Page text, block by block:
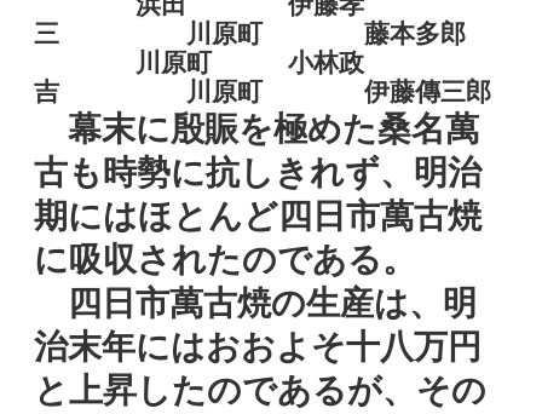
三 川原町 藤本多郎
川原町 小林政
吉 川原町 伊藤傳三郎
幕末に殷賑を極めた桑名萬
古も時勢に抗しきれず、明治
期にはほとんど四日市萬古焼
に吸収されたのである。
四日市萬古焼の生産は、明
治末年にはおおよそ十八万円
と上昇したのであるが、その